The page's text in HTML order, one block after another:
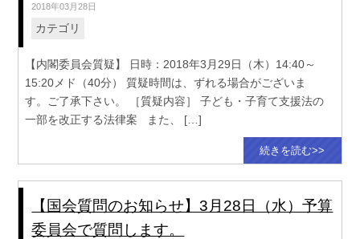
2018年03月28日
カテゴリ
【内閣委員会質疑】 日時：2018年3月29日（木）14:40～
15:20メド（40分） 質疑時間は、ずれる場合がございま
す。ご了承下さい。 ［質疑内容］ 子ども・子育て支援法の
一部を改正する法律案 また、 […]
続きを読む>>
【国会質問のお知らせ】3月28日（水）予算
委員会で質問します。